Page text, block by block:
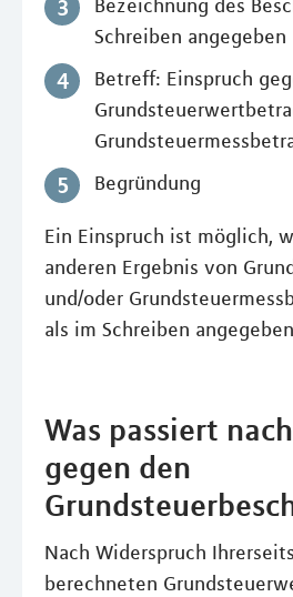
Bezeichnung des
Schreiben angegeben
Betreff: Einspruch
Begründung
Ein Einspruch ist möglich,
anderen Ergebnis von
und/oder
als im Schreiben
Was passiert
gegen den
Nach Widerspruch
berechneten